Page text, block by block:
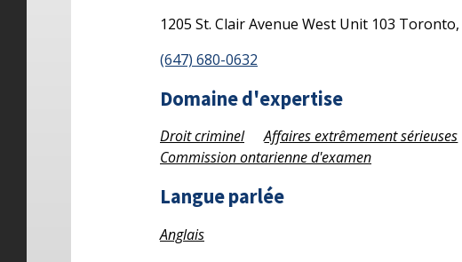
1205 St. Clair Avenue West Unit 103 Toronto,
(647) 680-0632
Domaine d'expertise
Droit criminel Affaires extrêmement sérieuses
Commission ontarienne d'examen
Langue parlée
Anglais